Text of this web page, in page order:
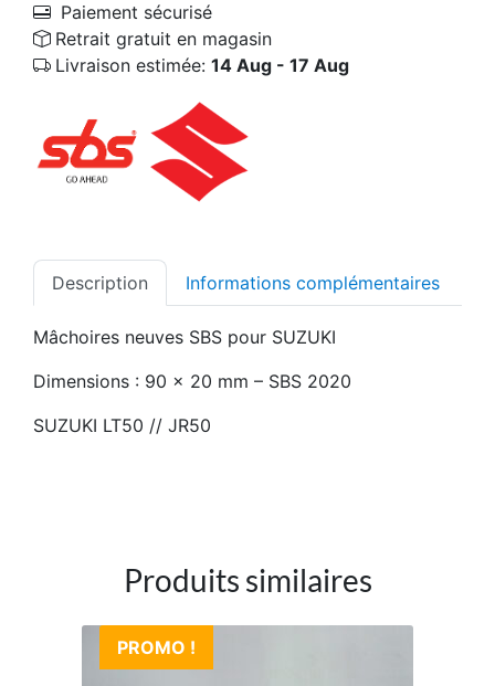
Paiement sécurisé
Retrait gratuit en magasin
Livraison estimée: 14 Aug - 17 Aug
Description Informations complémentaires
Mâchoires neuves SBS pour SUZUKI
Dimensions : 90 x 20 mm – SBS 2020
SUZUKI LT50 // JR50
Produits similaires
PROMO !